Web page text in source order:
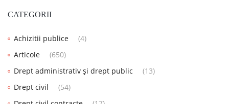
CATEGORII
Achizitii publice
(4)
Articole
(650)
Drept administrativ și drept public
(13)
Drept civil
(54)